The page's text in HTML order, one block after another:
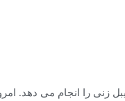
را انجام می دهد.